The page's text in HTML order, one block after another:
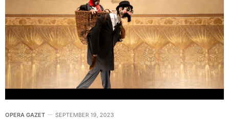
OPERA GAZET SEPTEMBER 19, 2023